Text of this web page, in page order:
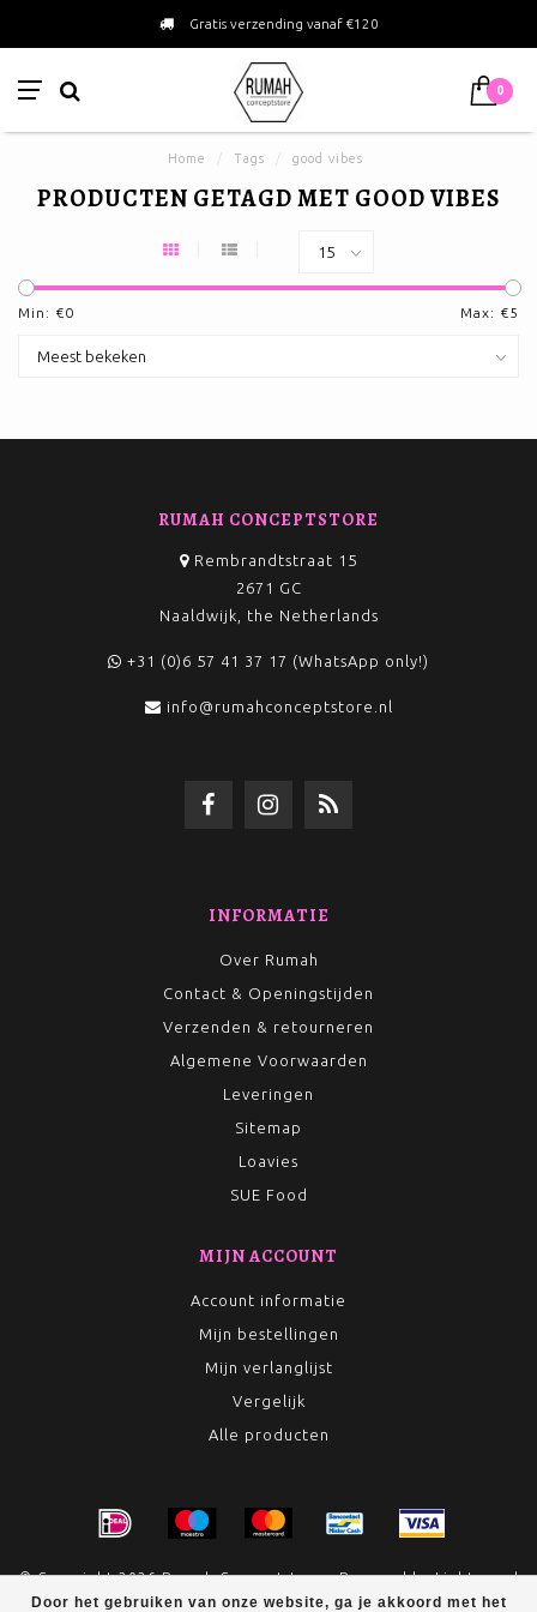
Gratis verzending vanaf €120
0
Home Tags good vibes
PRODUCTEN GETAGD MET GOOD VIBES
Min: €0 Max: €5
Door het gebruiken van onze website, ga je akkoord met het
RUMAH CONCEPTSTORE
Rembrandtstraat 15
2671 GC
Naaldwijk, the Netherlands
+31 (0)6 57 41 37 17 (WhatsApp only!)
info@rumahconceptstore.nl
INFORMATIE
Over Rumah
Contact & Openingstijden
Verzenden & retourneren
Algemene Voorwaarden
Leveringen
Sitemap
Loavies
SUE Food
MIJN ACCOUNT
Account informatie
Mijn bestellingen
Mijn verlanglijst
Vergelijk
Alle producten
© Copyright 2026 Rumah Conceptstore - Powered byLightspeed
- Theme by Dyvelopment